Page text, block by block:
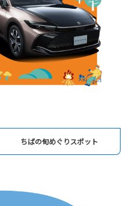
ちばの旬めぐりスポット